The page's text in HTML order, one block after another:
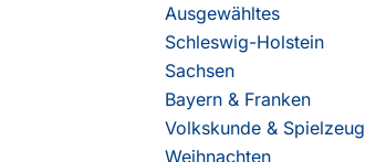
Ausgewähltes
Schleswig-Holstein
Sachsen
Bayern & Franken
Volkskunde & Spielzeug
Weihnachten